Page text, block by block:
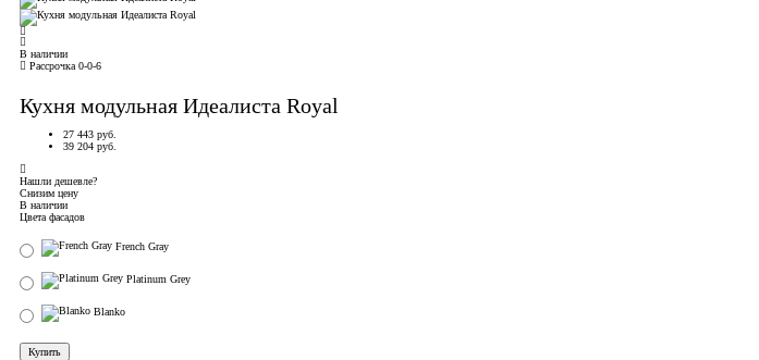
В наличии
Рассрочка 0-0-6
Кухня модульная Идеалиста Royal
27 443 руб.
39 204 руб.
Нашли дешевле?
Снизим цену
В наличии
Цвета фасадов
French Gray
Platinum Grey
Blanko
Купить